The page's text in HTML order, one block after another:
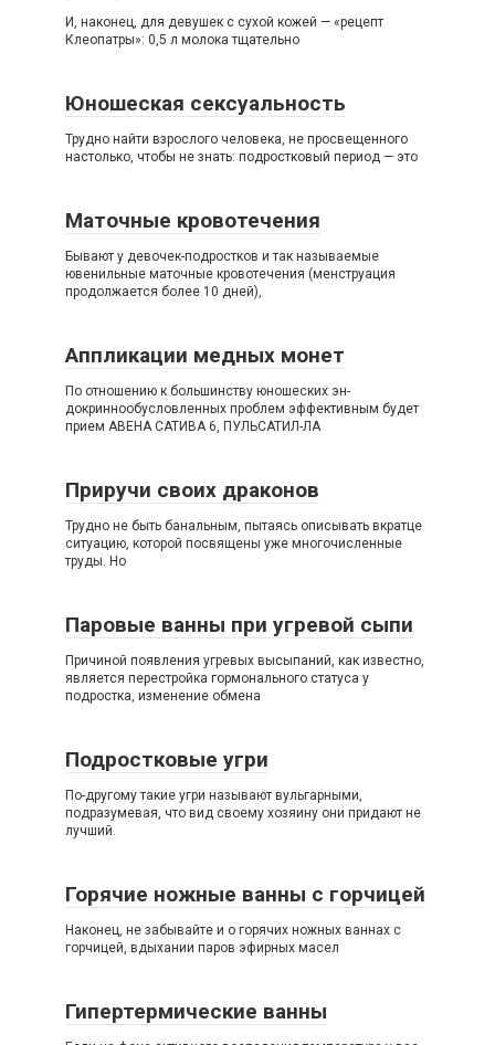
И, наконец, для девушек с сухой кожей — «рецепт
Клеопатры»: 0,5 л молока тщательно
Юношеская сексуальность
Трудно найти взрослого человека, не просвещенного
настолько, чтобы не знать: подростковый период — это
Маточные кровотечения
Бывают у девочек-подростков и так называемые
ювенильные маточные кровотечения (менструация
продолжается более 10 дней),
Аппликации медных монет
По отношению к большинству юношеских эн-
докриннообусловленных проблем эффективным будет
прием АВЕНА САТИВА 6, ПУЛЬСАТИЛ-ЛА
Приручи своих драконов
Трудно не быть банальным, пытаясь описывать вкратце
ситуацию, которой посвящены уже многочисленные
труды. Но
Паровые ванны при угревой сыпи
Причиной появления угревых высыпаний, как известно,
является перестройка гормонального статуса у
подростка, изменение обмена
Подростковые угри
По-другому такие угри называют вульгарными,
подразумевая, что вид своему хозяину они придают не
лучший.
Горячие ножные ванны с горчицей
Наконец, не забывайте и о горячих ножных ваннах с
горчицей, вдыхании паров эфирных масел
Гипертермические ванны